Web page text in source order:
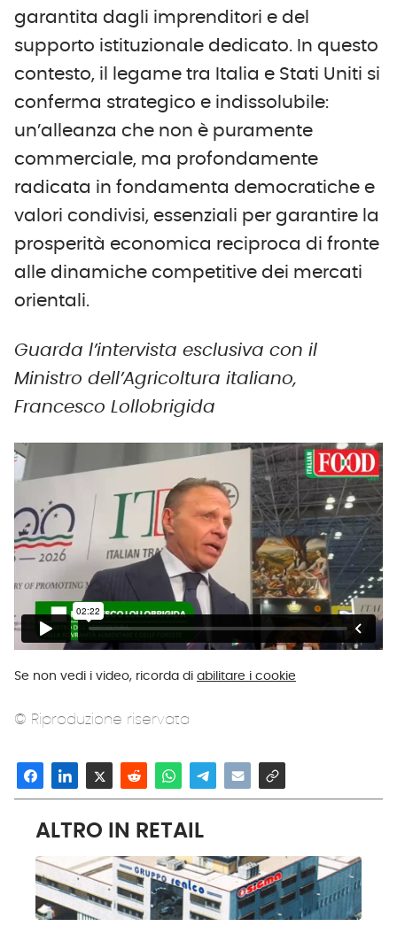
garantita dagli imprenditori e del
supporto istituzionale dedicato. In questo
contesto, il legame tra Italia e Stati Uniti si
conferma strategico e indissolubile:
un’alleanza che non è puramente
commerciale, ma profondamente
radicata in fondamenta democratiche e
valori condivisi, essenziali per garantire la
prosperità economica reciproca di fronte
alle dinamiche competitive dei mercati
orientali.
Guarda l’intervista esclusiva con il
Ministro dell’Agricoltura italiano,
Francesco Lollobrigida
Se non vedi i video, ricorda di abilitare i cookie
© Riproduzione riservata
ALTRO IN RETAIL